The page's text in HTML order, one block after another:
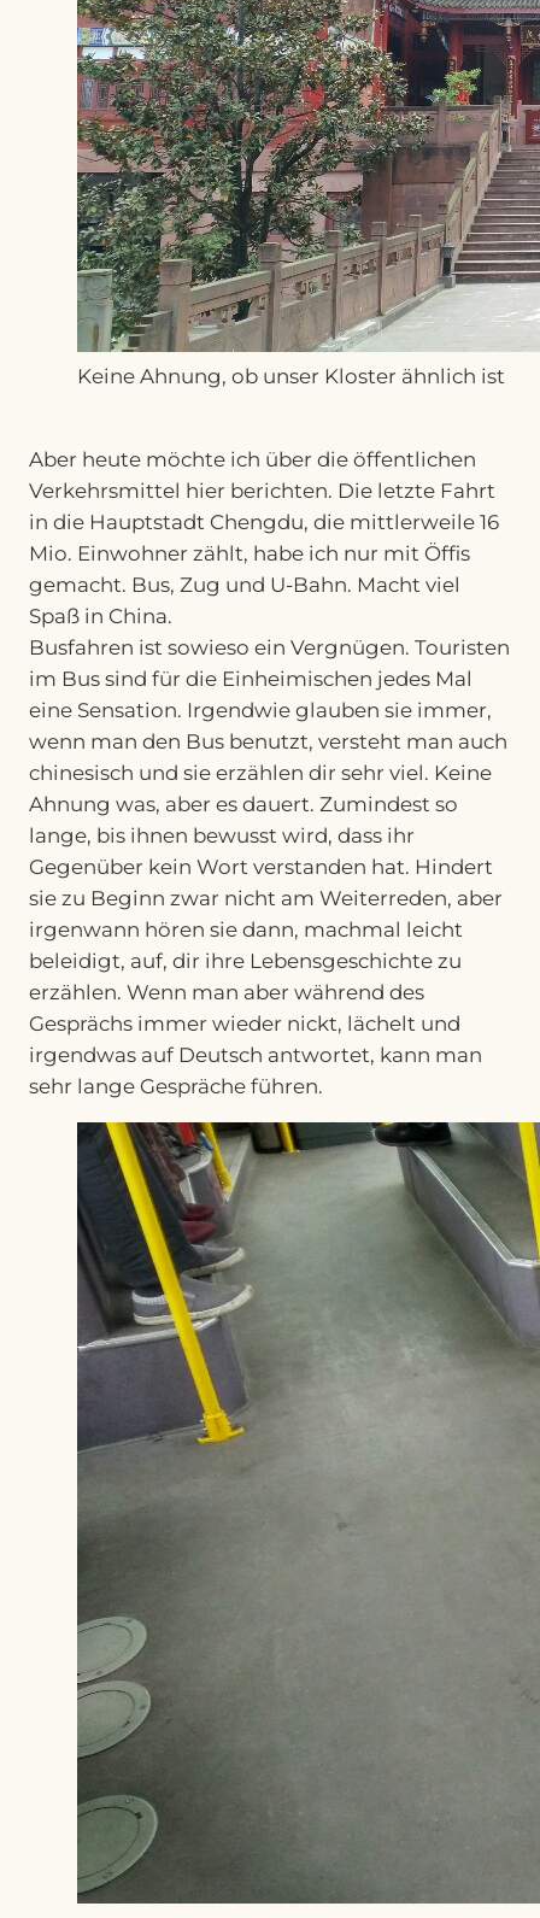
Keine Ahnung, ob unser Kloster ähnlich ist
Aber heute möchte ich über die öffentlichen
Verkehrsmittel hier berichten. Die letzte Fahrt
in die Hauptstadt Chengdu, die mittlerweile 16
Mio. Einwohner zählt, habe ich nur mit Öffis
gemacht. Bus, Zug und U-Bahn. Macht viel
Spaß in China.
Busfahren ist sowieso ein Vergnügen. Touristen
im Bus sind für die Einheimischen jedes Mal
eine Sensation. Irgendwie glauben sie immer,
wenn man den Bus benutzt, versteht man auch
chinesisch und sie erzählen dir sehr viel. Keine
Ahnung was, aber es dauert. Zumindest so
lange, bis ihnen bewusst wird, dass ihr
Gegenüber kein Wort verstanden hat. Hindert
sie zu Beginn zwar nicht am Weiterreden, aber
irgenwann hören sie dann, machmal leicht
beleidigt, auf, dir ihre Lebensgeschichte zu
erzählen. Wenn man aber während des
Gesprächs immer wieder nickt, lächelt und
irgendwas auf Deutsch antwortet, kann man
sehr lange Gespräche führen.